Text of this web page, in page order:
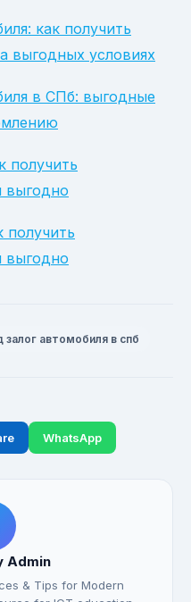
как получить
выгодных условиях
в СПб: выгодные
получить
выгодно
получить
выгодно
автомобиля в спб
WhatsApp
Admin
& Tips for Modern